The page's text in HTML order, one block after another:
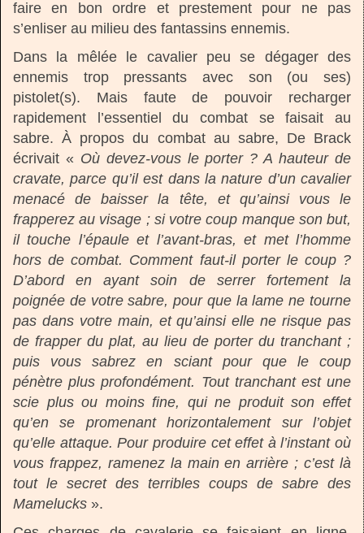
faire en bon ordre et prestement pour ne pas
s’enliser au milieu des fantassins ennemis.
Dans la mêlée le cavalier peu se dégager des
ennemis trop pressants avec son (ou ses)
pistolet(s). Mais faute de pouvoir recharger
rapidement l’essentiel du combat se faisait au
sabre. À propos du combat au sabre, De Brack
écrivait « Où devez-vous le porter ? A hauteur de
cravate, parce qu’il est dans la nature d’un cavalier
menacé de baisser la tête, et qu’ainsi vous le
frapperez au visage ; si votre coup manque son but,
il touche l’épaule et l’avant-bras, et met l’homme
hors de combat. Comment faut-il porter le coup ?
D’abord en ayant soin de serrer fortement la
poignée de votre sabre, pour que la lame ne tourne
pas dans votre main, et qu’ainsi elle ne risque pas
de frapper du plat, au lieu de porter du tranchant ;
puis vous sabrez en sciant pour que le coup
pénètre plus profondément. Tout tranchant est une
scie plus ou moins fine, qui ne produit son effet
qu’en se promenant horizontalement sur l’objet
qu’elle attaque. Pour produire cet effet à l’instant où
vous frappez, ramenez la main en arrière ; c’est là
tout le secret des terribles coups de sabre des
Mamelucks ».